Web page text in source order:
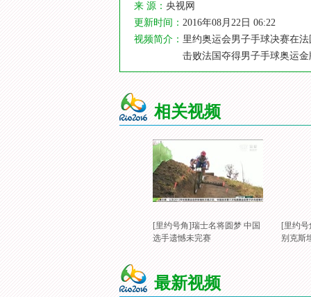
来 源： 央视网
更新时间： 2016年08月22日 06:22
视频简介： 里约奥运会男子手球决赛在
击败法国夺得男子手球奥运金
相关视频
[里约号角]瑞士名将圆梦 中国
选手遗憾未完赛
[里约
别克斯
最新视频